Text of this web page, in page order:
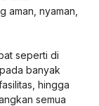
aman, nyaman,
seperti di
banyak
hingga
semua